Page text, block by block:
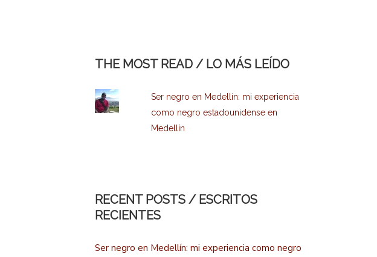
THE MOST READ / LO MÁS LEÍDO
Ser negro en Medellín: mi experiencia
como negro estadounidense en
Medellín
RECENT POSTS / ESCRITOS
RECIENTES
Ser negro en Medellín: mi experiencia como negro